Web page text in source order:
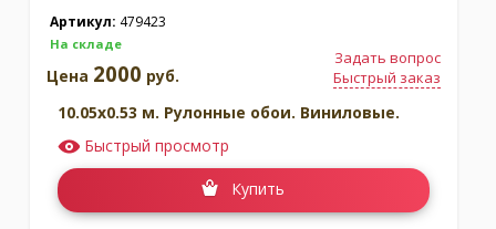
Артикул: 479423
На складе
Задать вопрос
Быстрый заказ
Цена 2000 руб.
10.05x0.53 м. Рулонные обои. Виниловые.
Быстрый просмотр
Купить